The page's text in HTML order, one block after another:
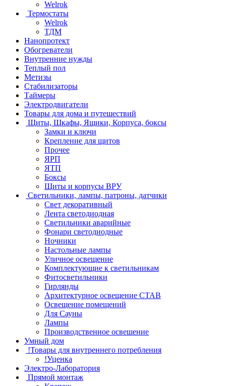
Welrok
Термостаты
Welrok
ТДМ
Нанопротект
Обогреватели
Внутренние нужды
Теплый пол
Метизы
Стабилизаторы
Таймеры
Электродвигатели
Товары для дома и путешествий
Щиты, Шкафы, Ящики, Корпуса, боксы
Замки и ключи
Крепление для щитов
Прочее
ЯРП
ЯТП
Боксы
Щиты и корпусы ВРУ
Светильники, лампы, патроны, датчики
Свет декоративный
Лента светодиодная
Светильники аварийные
Фонари светодиодные
Ночники
Настольные лампы
Уличное освещение
Комплектующие к светильникам
Фитосветильники
Гирлянды
Архитектурное освещение СТАВ
Освещение помещений
Для Сауны
Лампы
Производственное освешение
Умный дом
!Товары для внутреннего потребления
!Уценка
Электро-Лаборатория
Прямой монтаж